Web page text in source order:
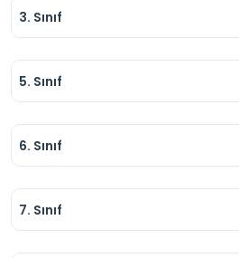
3. Sınıf
5. Sınıf
6. Sınıf
7. Sınıf